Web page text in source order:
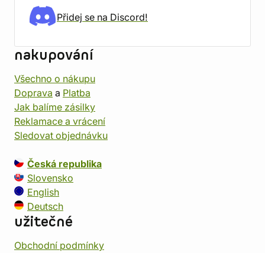
Přidej se na Discord!
nakupování
Všechno o nákupu
Doprava a Platba
Jak balíme zásilky
Reklamace a vrácení
Sledovat objednávku
Česká republika
Slovensko
English
Deutsch
užitečné
Obchodní podmínky